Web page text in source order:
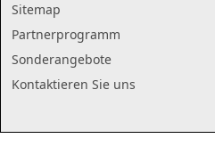
Sitemap
Partnerprogramm
Sonderangebote
Kontaktieren Sie uns